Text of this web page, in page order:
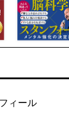
ィール